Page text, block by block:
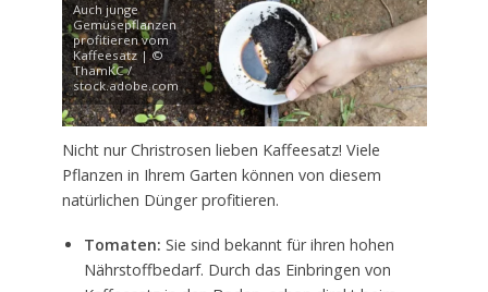
Auch junge
Gemüsepflanzen
profitieren vom
Kaffeesatz | ©
ThamKC /
stock.adobe.com
Nicht nur Christrosen lieben Kaffeesatz! Viele
Pflanzen in Ihrem Garten können von diesem
natürlichen Dünger profitieren.
Tomaten: Sie sind bekannt für ihren hohen
Nährstoffbedarf. Durch das Einbringen von